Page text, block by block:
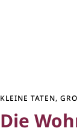
KLEINE TATEN,
Die